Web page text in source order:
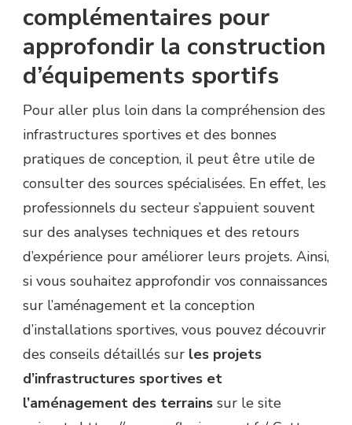
complémentaires pour
approfondir la construction
d’équipements sportifs
Pour aller plus loin dans la compréhension des
infrastructures sportives et des bonnes
pratiques de conception, il peut être utile de
consulter des sources spécialisées. En effet, les
professionnels du secteur s’appuient souvent
sur des analyses techniques et des retours
d’expérience pour améliorer leurs projets. Ainsi,
si vous souhaitez approfondir vos connaissances
sur l’aménagement et la conception
d’installations sportives, vous pouvez découvrir
des conseils détaillés sur les projets
d’infrastructures sportives et
l’aménagement des terrains sur le site